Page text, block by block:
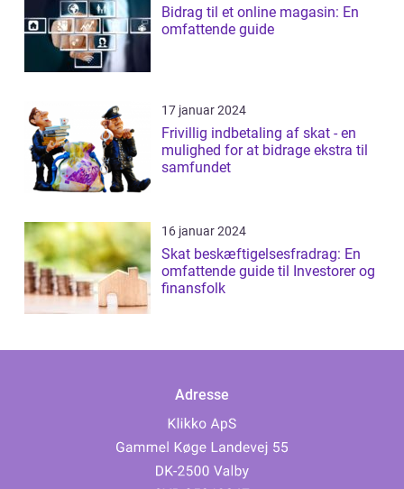
Bidrag til et online magasin: En
omfattende guide
17 januar 2024
Frivillig indbetaling af skat - en
mulighed for at bidrage ekstra til
samfundet
16 januar 2024
Skat beskæftigelsesfradrag: En
omfattende guide til Investorer og
finansfolk
Adresse